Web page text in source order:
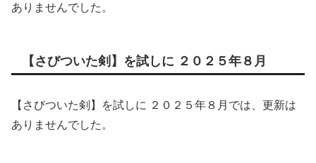
ありませんでした。
【さびついた剣】を試しに ２０２５年８月
【さびついた剣】を試しに ２０２５年８月では、更新は
ありませんでした。